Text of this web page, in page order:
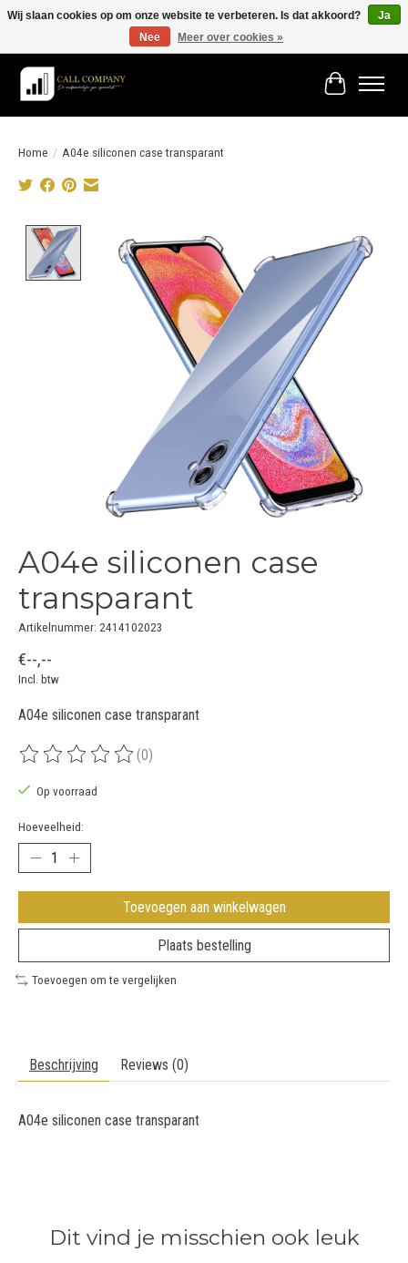
Vóór 19:00 besteld morgen in huis!
Winkelwagen
Home / A04e siliconen case transparant
Product image slideshow Items
A04e siliconen case
transparant
Artikelnummer: 2414102023
€--,--
Incl. btw
A04e siliconen case transparant
De beoordeling van dit product is
(0)
Op voorraad
Hoeveelheid:
Toevoegen aan winkelwagen
Plaats bestelling
Toevoegen om te vergelijken
Beschrijving Reviews (0)
A04e siliconen case transparant
Dit vind je misschien ook leuk
Wij slaan cookies op om onze website te verbeteren. Is dat akkoord?
Ja
Nee
Meer over cookies »